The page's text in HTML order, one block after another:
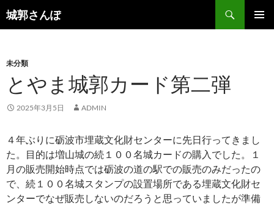
コ
ン
ツ
キ
プ
城郭さんぽ
検
索
未分類
とやま城郭カード第二弾
2025年3月5日 ADMIN
４年ぶりに砺波市埋蔵文化財センターに先日行ってきまし
た。目的は増山城の続１００名城カードの購入でした。１
月の販売開始時点では砺波の道の駅での販売のみだったの
で、続１００名城スタンプの設置場所である埋蔵文化財セ
ンターでなぜ販売しないのだろうと思っていましたが準備